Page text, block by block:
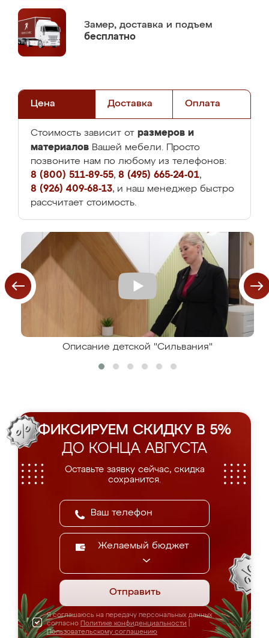
Замер, доставка и подъем
бесплатно
Цена Доставка Оплата
Стоимость зависит от размеров и
материалов Вашей мебели. Просто
позвоните нам по любому из телефонов:
8 (800) 511-89-55, 8 (495) 665-24-01,
8 (926) 409-68-13, и наш менеджер быстро
рассчитает стоимость.
Описание детской "Сильвания"
ФИКСИРУЕМ СКИДКУ В 5%
ДО КОНЦА АВГУСТА
Оставьте заявку сейчас, скидка
сохранится.
Желаемый бюджет
Отправить
Я соглашаюсь на передачу персональных данных
согласно Политике конфиденциальности
Пользовательскому соглашению